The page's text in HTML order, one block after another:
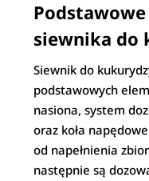
Podstawowe
siewnika do
Siewnik do
podstawowych
nasiona, system
oraz koła
od napełnienia
następnie są